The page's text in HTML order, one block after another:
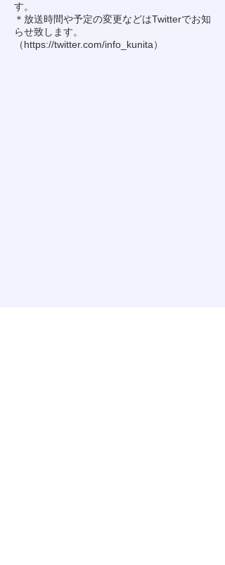
す。
＊放送時間や予定の変更などはTwitterでお知
らせ致します。
（https://twitter.com/info_kunita）